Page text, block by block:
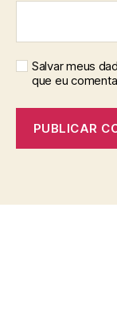
Salvar meus
que eu